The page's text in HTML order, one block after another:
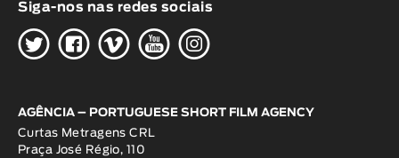
Siga-nos nas redes sociais
HGWOK
AGÊNCIA – PORTUGUESE SHORT FILM AGENCY
Curtas Metragens CRL
Praça José Régio, 110